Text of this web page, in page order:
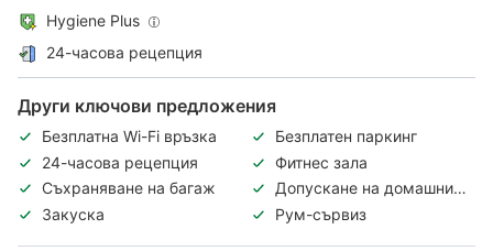
Hygiene Plus
24-часова рецепция
Други ключови предложения
Безплатна Wi-Fi връзка
Безплатен паркинг
24-часова рецепция
Фитнес зала
Съхраняване на багаж
Допускане на домашни
любимци
Закуска Рум-сървиз